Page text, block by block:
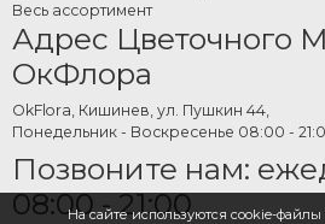
На сайте используются cookie-
Весь ассортимент
Адрес Цветочного
ОкФлора
OkFlora, Кишинев, ул. Пушкин 44,
Понедельник - Воскресенье 08:00 -
Позвоните нам:
08:00 - 21:00